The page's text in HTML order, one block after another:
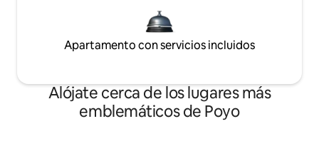
Apartamento con servicios incluidos
Alójate cerca de los lugares más
emblemáticos de Poyo